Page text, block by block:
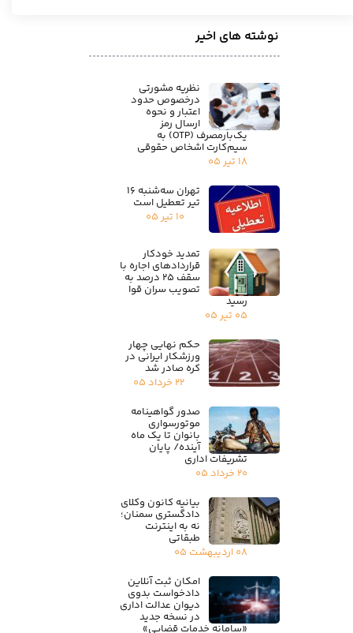
نوشته های اخیر
نظریه مشورتی
درخصوص حدود
اعتبار و نحوه
ارسال رمز
یک‌بارمصرف (OTP) به
سیم‌کارت اشخاص حقوقی
۱۸ تیر ۰۵
تهران سه‌شنبه ۱۶
تیر تعطیل است
۱۰ تیر ۰۵
تمدید خودکار
قراردادهای اجاره با
سقف ۲۵ درصد به
تصویب سران قوا
رسید
۰۵ تیر ۰۵
حکم نهایی چهار
ورزشکار ایرانی در
کره صادر شد
۲۲ خرداد ۰۵
صدور گواهینامه
موتورسواری
بانوان تا یک ماه
آینده/ پایان
تشریفات اداری
۲۰ خرداد ۰۵
بیانیه کانون وکلای
دادگستری سمنان؛
نه به اینترنت
طبقاتی
۰۸ اردیبهشت ۰۵
امکان ثبت آنلاین
دادخواست بدوی
دیوان عدالت اداری
در نسخه جدید
«سامانه خدمات قضایی»